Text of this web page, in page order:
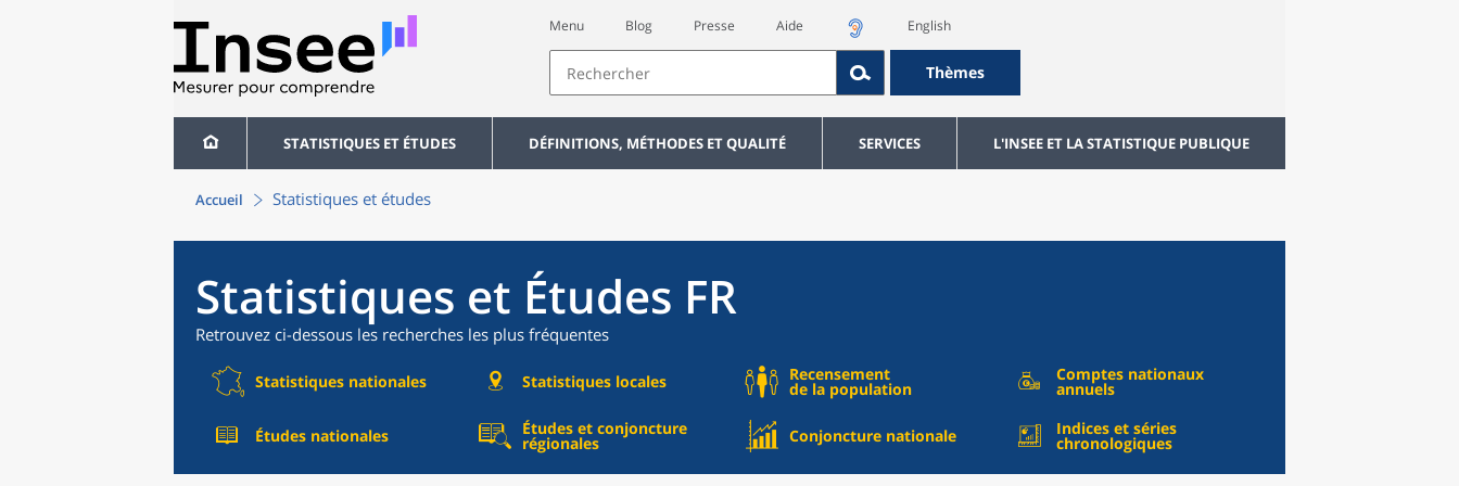
Menu Blog Presse Aide English
Thèmes
STATISTIQUES ET ÉTUDES DÉFINITIONS, MÉTHODES ET QUALITÉ SERVICES L'INSEE ET LA STATISTIQUE PUBLIQUE
Accueil Statistiques et études
Statistiques et Études FR
Retrouvez ci-dessous les recherches les plus fréquentes
Statistiques nationales Statistiques locales Recensement
de la population
Comptes nationaux
annuels
Études nationales Études et conjoncture
régionales Conjoncture nationale Indices et séries
chronologiques